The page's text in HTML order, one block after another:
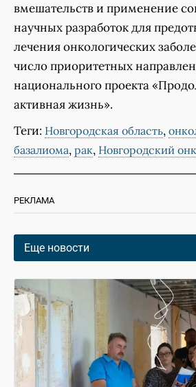
вмешательств и применение
научных разработок для
лечения онкологических
число приоритетных
национального проекта
активная жизнь».
Теги: Новгородская область,
базалиома, рак, Новгородский
РЕКЛАМА
Еще новости